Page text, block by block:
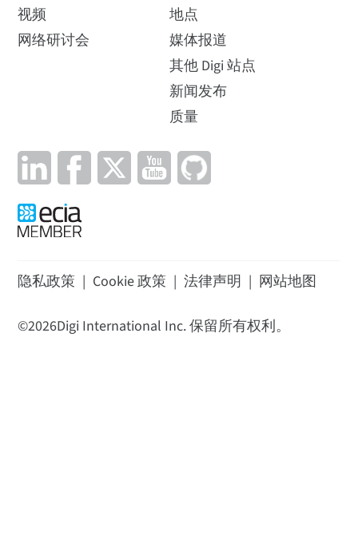
视频
网络研讨会
地点
媒体报道
其他 Digi 站点
新闻发布
质量
隐私政策 | Cookie 政策 | 法律声明 | 网站地图
©2026Digi International Inc. 保留所有权利。